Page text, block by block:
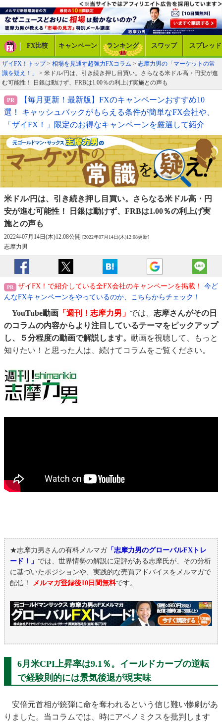
FX比較 キャンペーン ランキング スワップ スプレッド
ザイFX！トップ> 相場を見通す超強力FXコラム > 志摩力男の「マーケットの常
識を疑え！」
> 米ドル/円は、引き続き押し目買い。さらなる米ドル高・円安が進
む可能性！ 日銀は動けず、FRBは1.00％の利上げ実施との声も
【毎月更新！最新版】FXのキャンペーンおすすめ10
選！ キャッシュバックがもらえる条件が簡単なFX会社や、
「ザイFX！」限定のお得なキャンペーンを厳選して紹介
米ドル/円は、引き続き押し目買い。さらなる米ドル高・円
安が進む可能性！ 日銀は動けず、FRBは1.00％の利上げ実
施との声も
2022年07月14日(木)12:08公開 [2022年07月14日(木)12:08更新]
志摩力男
ザイFX！で紹介している全FX会社のキャンペーンを掲載！
今ど
んなFXキャンペーンをやっているのか、こちらからチェック！
YouTube動画 「週刊！志摩力男」 では、 志摩さんがその日
のコラムの内容からより注目しているテーマをピックアップ
し、５分程度の動画で解説します。 動画を視聴して、もっと
知りたい！と思った人は、続けてコラムをご覧ください。
★志摩力男さんの有料メルマガ「志摩力男のグローバルFXトレ
ード！」 では、世界情勢の解説に定評がある志摩氏が、その分析
に基づいたポジションや、実践的な売買アドバイスをメルマガで
配信！
メルマガ登録後10日間無料です。
6月米CPI上昇率は9.1％。イールドカーブの逆転
で経験則的には景気後退が現実味
安倍元首相が銃弾に命を奪われるという信じ難い惨劇があ
りました。当コラムでは、時にアベノミクスを批判します